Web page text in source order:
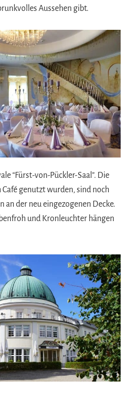
Aussehen gibt.
“Fürst-von-Pückler-Saal”. Die
genutzt wurden, sind noch
an der neu eingezogenen Decke.
und Kronleuchter hängen